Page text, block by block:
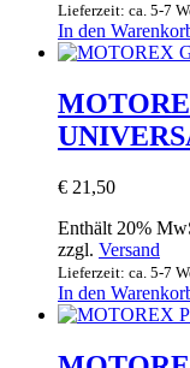
Lieferzeit: ca. 5-7
In den
€ 21,50
Enthält 20%
zzgl. Versand
Lieferzeit: ca. 5-7
In den